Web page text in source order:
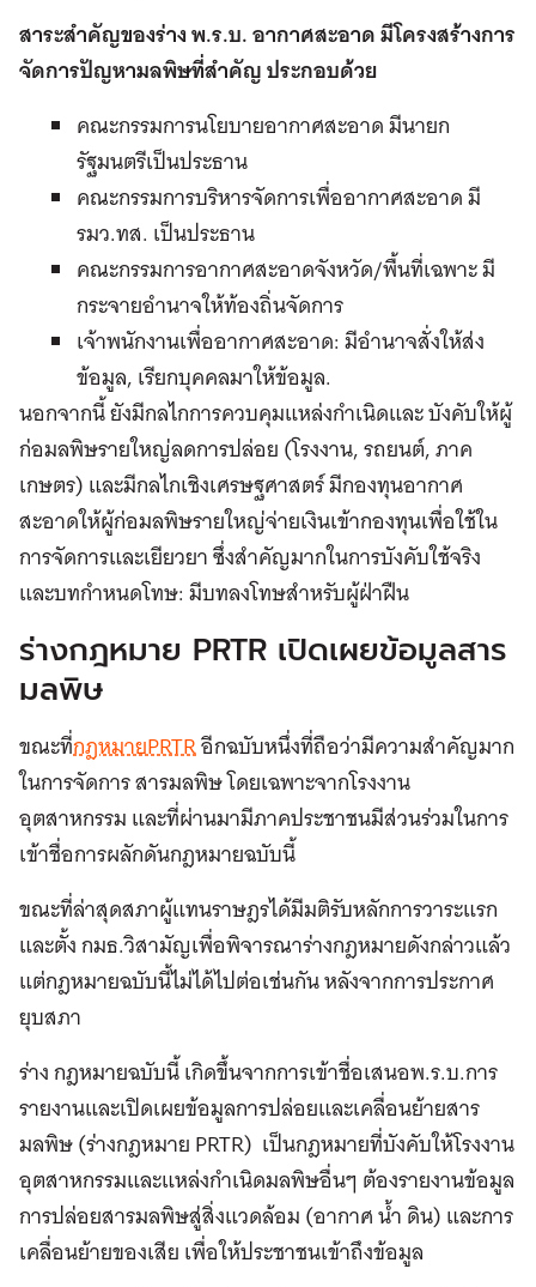
สาระสำคัญของร่าง พ.ร.บ. อากาศสะอาด มีโครงสร้างการ
จัดการปัญหามลพิษที่สำคัญ ประกอบด้วย
คณะกรรมการนโยบายอากาศสะอาด มีนายก
รัฐมนตรีเป็นประธาน
คณะกรรมการบริหารจัดการเพื่ออากาศสะอาด มี
รมว.ทส. เป็นประธาน
คณะกรรมการอากาศสะอาดจังหวัด/พื้นที่เฉพาะ มี
กระจายอำนาจให้ท้องถิ่นจัดการ
เจ้าพนักงานเพื่ออากาศสะอาด: มีอำนาจสั่งให้ส่ง
ข้อมูล, เรียกบุคคลมาให้ข้อมูล.
นอกจากนี้ ยังมีกลไกการควบคุมแหล่งกำเนิดและ บังคับให้ผู้
ก่อมลพิษรายใหญ่ลดการปล่อย (โรงงาน, รถยนต์, ภาค
เกษตร) และมีกลไกเชิงเศรษฐศาสตร์ มีกองทุนอากาศ
สะอาดให้ผู้ก่อมลพิษรายใหญ่จ่ายเงินเข้ากองทุนเพื่อใช้ใน
การจัดการและเยียวยา ซึ่งสำคัญมากในการบังคับใช้จริง
และบทกำหนดโทษ: มีบทลงโทษสำหรับผู้ฝ่าฝืน
ร่างกฎหมาย PRTR เปิดเผยข้อมูลสาร
มลพิษ
ขณะที่กฎหมายPRTRอีกฉบับหนึ่งที่ถือว่ามีความสำคัญมาก
ในการจัดการ สารมลพิษ โดยเฉพาะจากโรงงาน
อุตสาหกรรม และที่ผ่านมามีภาคประชาชนมีส่วนร่วมในการ
เข้าชื่อการผลักดันกฎหมายฉบับนี้
ขณะที่ล่าสุดสภาผู้แทนราษฎรได้มีมติรับหลักการวาระแรก
และตั้ง กมธ.วิสามัญเพื่อพิจารณาร่างกฎหมายดังกล่าวแล้ว
แต่กฎหมายฉบับนี้ไม่ได้ไปต่อเช่นกัน หลังจากการประกาศ
ยุบสภา
ร่าง กฎหมายฉบับนี้ เกิดขึ้นจากการเข้าชื่อเสนอพ.ร.บ.การ
รายงานและเปิดเผยข้อมูลการปล่อยและเคลื่อนย้ายสาร
มลพิษ (ร่างกฎหมาย PRTR) เป็นกฎหมายที่บังคับให้โรงงาน
อุตสาหกรรมและแหล่งกำเนิดมลพิษอื่นๆ ต้องรายงานข้อมูล
การปล่อยสารมลพิษสู่สิ่งแวดล้อม (อากาศ น้ำ ดิน) และการ
เคลื่อนย้ายของเสีย เพื่อให้ประชาชนเข้าถึงข้อมูล